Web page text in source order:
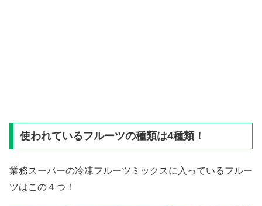
使われているフルーツの種類は4種類！
業務スーパーの冷凍フルーツミックスに入っているフルー
ツはこの４つ！